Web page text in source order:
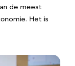
de meest
Het is